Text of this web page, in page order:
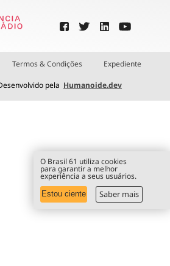
Termos & Condições Expediente
pela Humanoide.dev
O Brasil 61 utiliza cookies
para garantir a melhor
experiência a seus usuários.
Estou ciente Saber mais